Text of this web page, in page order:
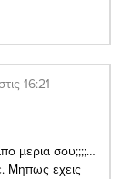
16:21
μερια σου;;;;…
Μηπως εχεις